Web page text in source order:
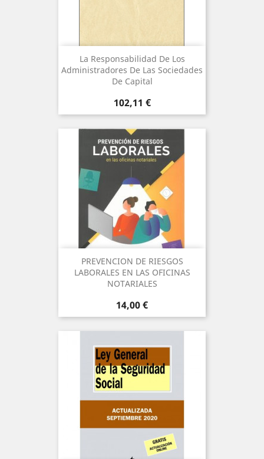
La Responsabilidad De Los
Administradores De Las Sociedades
De Capital
Precio
102,11 €
PREVENCION DE RIESGOS
LABORALES EN LAS OFICINAS
NOTARIALES
Precio
14,00 €